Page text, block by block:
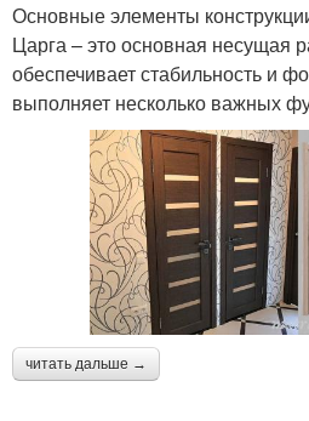
Основные элементы
Царга – это основная несущая
обеспечивает стабильность и
выполняет несколько важных
читать дальше →